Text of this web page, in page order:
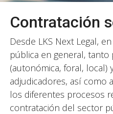
Contratación
Desde LKS Next Legal,
pública en general, tanto
(autonómica, foral, local)
adjudicadores, así como
los diferentes procesos
contratación del sector